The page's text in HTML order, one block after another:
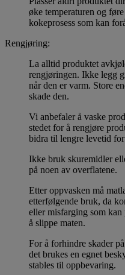
øke temperaturen og
kokeprosess som kan
Rengjøring:
La alltid produktet
rengjøringen. Ikke legg
når den er varm. Store
skade den.
Vi anbefaler å vaske
stedet for å rengjøre
bidra til lengre levetid
Ikke bruk skuremidler
på noen av overflatene.
Etter oppvasken må
etterfølgende bruk, da
eller misfarging som
å slippe maten.
For å forhindre skader
det brukes en egnet
stables til oppbevaring.